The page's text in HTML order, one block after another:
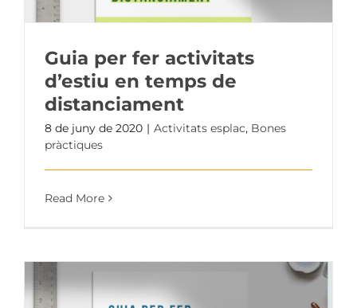
Guia per fer activitats
d’estiu en temps de
distanciament
8 de juny de 2020 | Activitats esplac, Bones
pràctiques
Read More